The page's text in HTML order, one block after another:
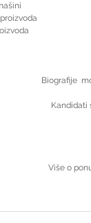
Biografije
Kandidati
Više o